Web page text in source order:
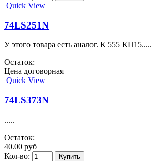
Quick View
74LS251N
У этого товара есть аналог. К 555 КП15.....
Остаток:
Цена договорная
Quick View
74LS373N
.....
Остаток:
40.00 руб
Кол-во: